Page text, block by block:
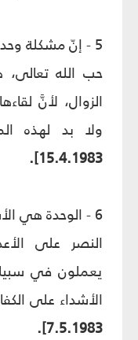
5 - إنّ مشكلة
حب الله تعالى،
الزوال، لأنَّ
ولا بد لهذه
15.4.1983].
6 - الوحدة هي
النصر على
يعملون في
الأشداء على
7.5.1983].